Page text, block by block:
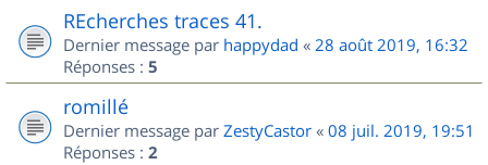
REcherches traces 41.
Dernier message par happydad « 28 août 2019, 16:32
Réponses : 5
romillé
Dernier message par ZestyCastor « 08 juil. 2019, 19:51
Réponses : 2